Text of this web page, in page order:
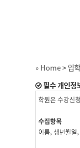
» Home>입
필수 개인정
학원은 수강신
수집항목
이름, 생년월일